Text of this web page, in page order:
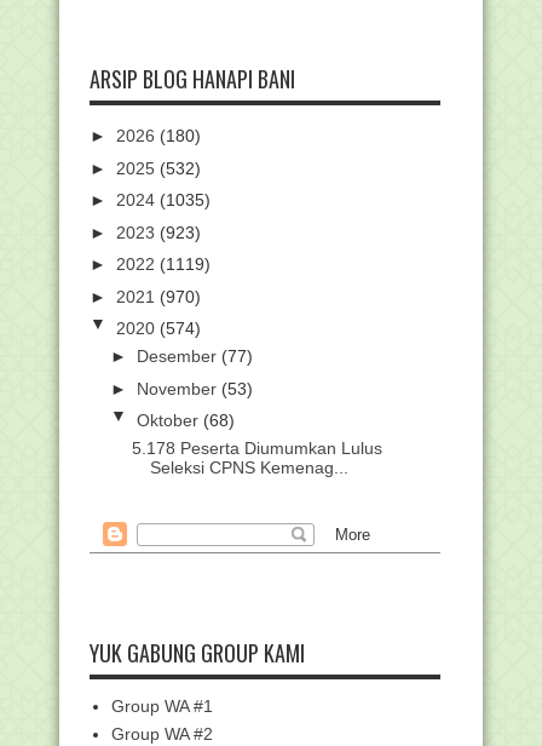
ARSIP BLOG HANAPI BANI
► 2026 (180)
► 2025 (532)
► 2024 (1035)
► 2023 (923)
► 2022 (1119)
► 2021 (970)
▼ 2020 (574)
► Desember (77)
► November (53)
▼ Oktober (68)
5.178 Peserta Diumumkan Lulus
Seleksi CPNS Kemenag...
Sains Madrasah
Surat Edaran Pemberitahuan Jadwal
Medali Perak Kompetisi Astronomi
Internasional Dir...
Pemda Ciamis Bantu Guru MDT 600
Ribu per Tahun
YUK GABUNG GROUP KAMI
Group WA #1
Group WA #2